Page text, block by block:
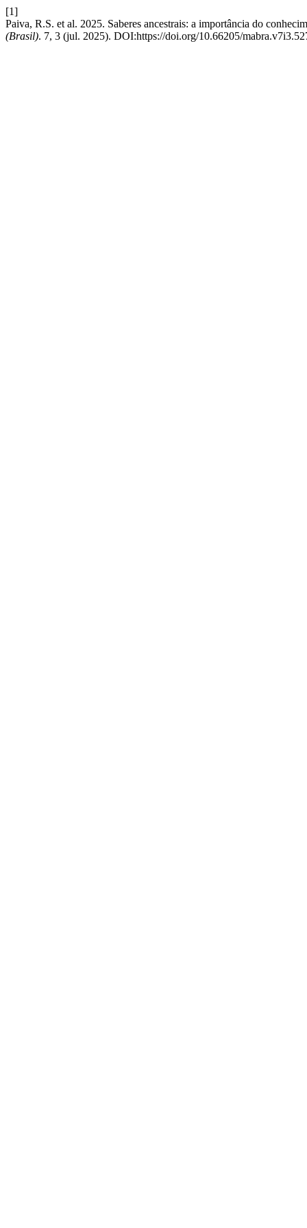
[1]
Paiva, R.S. et al. 2025. Saberes ancestrais: a importância do
(Brasil). 7, 3 (jul. 2025). DOI:https://doi.org/10.66205/